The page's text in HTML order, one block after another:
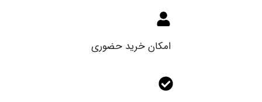
امکان خرید حضوری